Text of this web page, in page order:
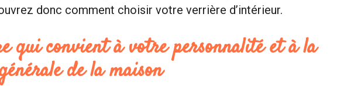
donc comment choisir votre verrière d’intérieur.
qui convient à votre personnalité et à la
de la maison